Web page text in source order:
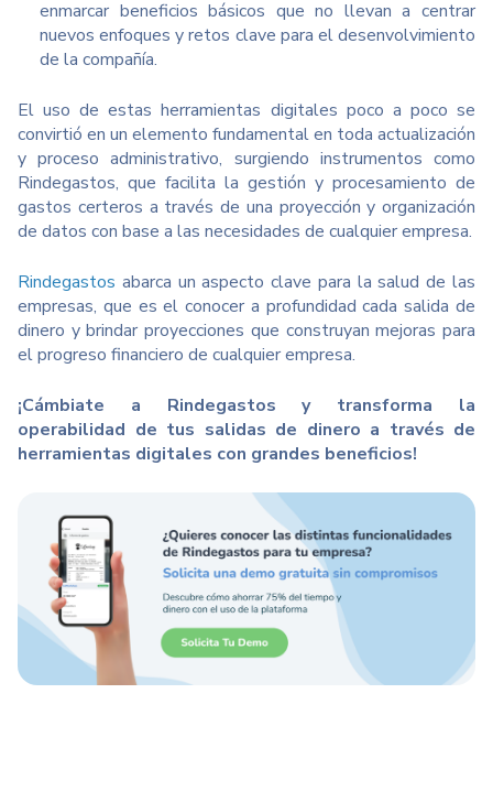
enmarcar beneficios básicos que no llevan a centrar
nuevos enfoques y retos clave para el desenvolvimiento
de la compañía.
El uso de estas herramientas digitales poco a poco se
convirtió en un elemento fundamental en toda actualización
y proceso administrativo, surgiendo instrumentos como
Rindegastos, que facilita la gestión y procesamiento de
gastos certeros a través de una proyección y organización
de datos con base a las necesidades de cualquier empresa.
Rindegastos abarca un aspecto clave para la salud de las
empresas, que es el conocer a profundidad cada salida de
dinero y brindar proyecciones que construyan mejoras para
el progreso financiero de cualquier empresa.
¡Cámbiate a Rindegastos y transforma la
operabilidad de tus salidas de dinero a través de
herramientas digitales con grandes beneficios!